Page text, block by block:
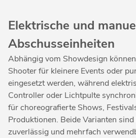
Elektrische und
Abschusseinheiten
Abhängig vom Showdesign
Shooter für kleinere Events oder
eingesetzt werden, während
Controller oder Lichtpulte
für choreografierte Shows,
Produktionen. Beide Varianten
zuverlässig und mehrfach